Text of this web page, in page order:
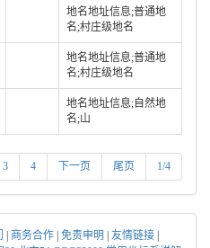
地名地址信息;普通地
名;村庄级地名
地名地址信息;普通地
名;村庄级地名
地名地址信息;自然地
名;山
3 4 下一页 尾页 1/4
商务合作| 免责申明 友情链接|